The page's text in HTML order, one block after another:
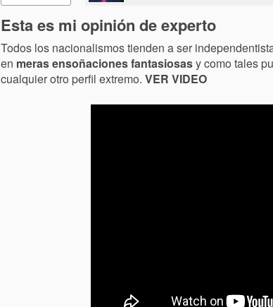
Esta es mi opinión de experto
Todos los nacionalismos tienden a ser
en meras ensoñaciones fantasiosasy como tales
cualquier otro perfil extremo. VER VIDEO